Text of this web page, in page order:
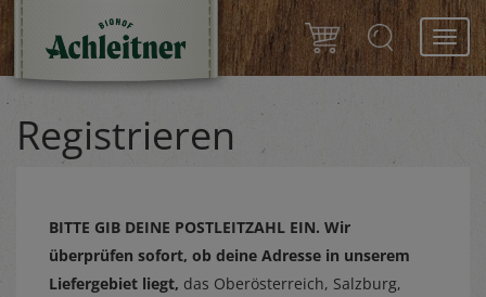
Registrieren
BITTE GIB DEINE POSTLEITZAHL EIN. Wir
überprüfen sofort, ob deine Adresse in unserem
Liefergebiet liegt, das Oberösterreich, Salzburg,